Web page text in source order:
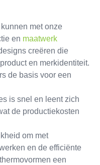
met onze
en maatwerk
creëren die
en merkidentiteit.
de basis voor een
is snel en leent zich
de productiekosten
om met
en de efficiënte
een